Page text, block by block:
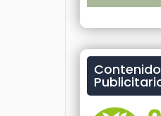
Contenido